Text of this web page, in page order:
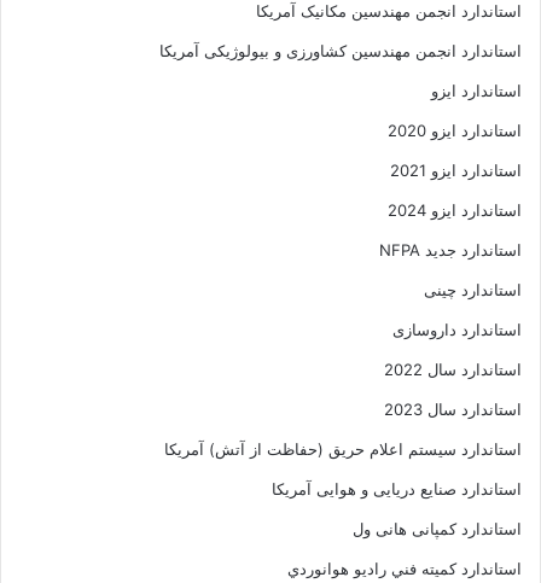
استاندارد انجمن مهندسين مکانيک آمريکا
استاندارد انجمن مهندسین کشاورزی و بیولوژیکی آمریکا
استاندارد ایزو
استاندارد ایزو 2020
استاندارد ایزو 2021
استاندارد ایزو 2024
استاندارد جدید NFPA
استاندارد چینی
استاندارد داروسازی
استاندارد سال 2022
استاندارد سال 2023
استاندارد سیستم اعلام حریق (حفاظت از آتش) آمریکا
استاندارد صنایع دریایی و هوایی آمریکا
استاندارد کمپانی هانی ول
استاندارد کميته فني راديو هوانوردي